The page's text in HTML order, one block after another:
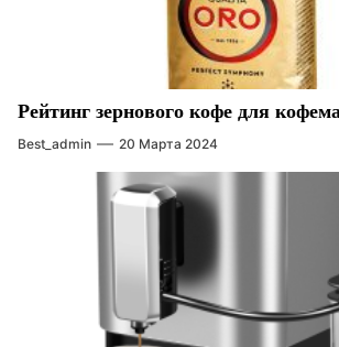
Рейтинг зернового кофе для
Best_admin 20 Марта 2024